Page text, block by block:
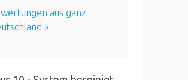
aus ganz
»